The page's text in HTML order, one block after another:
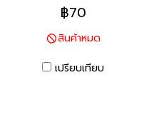
฿70
สินค้าหมด
เปรียบเทียบ